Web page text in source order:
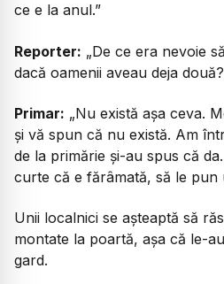
ce e la anul.”
Reporter: „De ce era nevoie
dacă oamenii aveau deja două?
Primar: „Nu există așa ceva.
și vă spun că nu există. Am
de la primărie și-au spus că
curte că e fărâmată, să le pun
Unii localnici se așteaptă să
montate la poartă, așa că le-
gard.